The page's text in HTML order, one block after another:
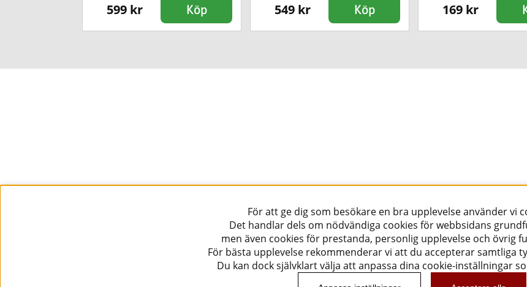
599 kr Köp 549 kr Köp 169 kr
För att ge dig som besökare en bra upplevelse använder vi
Det handlar dels om nödvändiga cookies för webbsidans
men även cookies för prestanda, personlig upplevelse och övrig
För bästa upplevelse rekommenderar vi att du accepterar samtliga
Du kan dock självklart välja att anpassa dina cookie-inställningar